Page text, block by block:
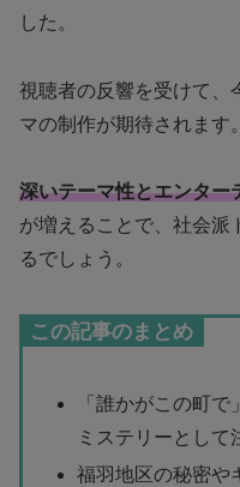
した。
視聴者の反響を受けて、
マの制作が期待されます。
深いテーマ性とエンター
が増えることで、社会派
るでしょう。
この記事のまとめ
「誰かがこの町
ミステリーとして
福羽地区の秘密や